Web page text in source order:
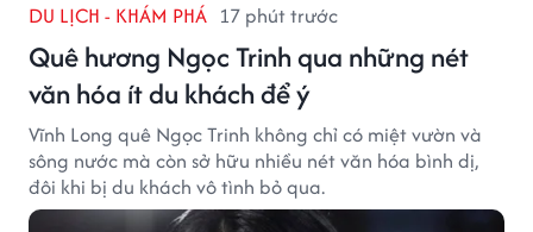
DU LỊCH - KHÁM PHÁ 17 phút trước
Quê hương Ngọc Trinh qua những nét
văn hóa ít du khách để ý
Vĩnh Long quê Ngọc Trinh không chỉ có miệt vườn và
sông nước mà còn sở hữu nhiều nét văn hóa bình dị,
đôi khi bị du khách vô tình bỏ qua.